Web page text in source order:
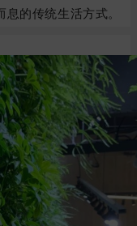
的传统生活方式。